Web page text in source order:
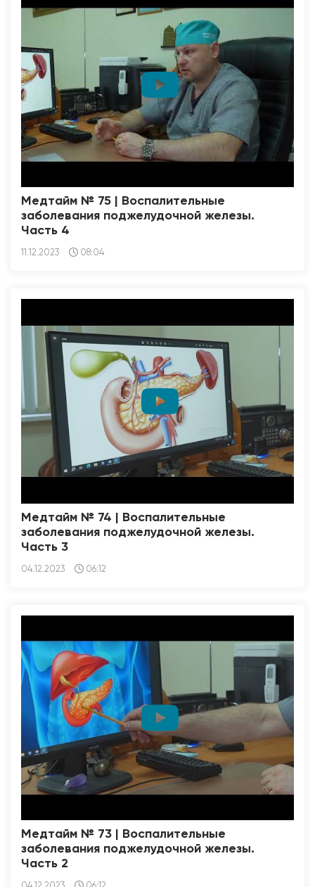
Медтайм № 75 | Воспалительные
заболевания поджелудочной железы.
Часть 4
11.12.2023 08:04
Медтайм № 74 | Воспалительные
заболевания поджелудочной железы.
Часть 3
04.12.2023 06:12
Медтайм № 73 | Воспалительные
заболевания поджелудочной железы.
Часть 2